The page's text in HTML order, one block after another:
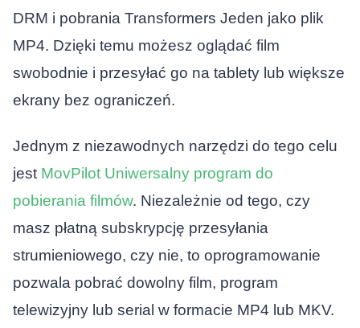
DRM i pobrania Transformers Jeden jako plik
MP4. Dzięki temu możesz oglądać film
swobodnie i przesyłać go na tablety lub większe
ekrany bez ograniczeń.
Jednym z niezawodnych narzędzi do tego celu
jest MovPilot Uniwersalny program do
pobierania filmów. Niezależnie od tego, czy
masz płatną subskrypcję przesyłania
strumieniowego, czy nie, to oprogramowanie
pozwala pobrać dowolny film, program
telewizyjny lub serial w formacie MP4 lub MKV.